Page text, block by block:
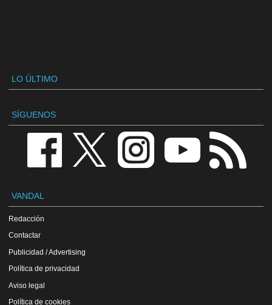
LO ÚLTIMO
SÍGUENOS
VANDAL
Redacción
Contactar
Publicidad / Advertising
Política de privacidad
Aviso legal
Política de cookies